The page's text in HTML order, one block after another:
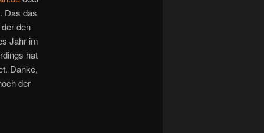
Das das
den
Jahr im
hat
Danke,
der